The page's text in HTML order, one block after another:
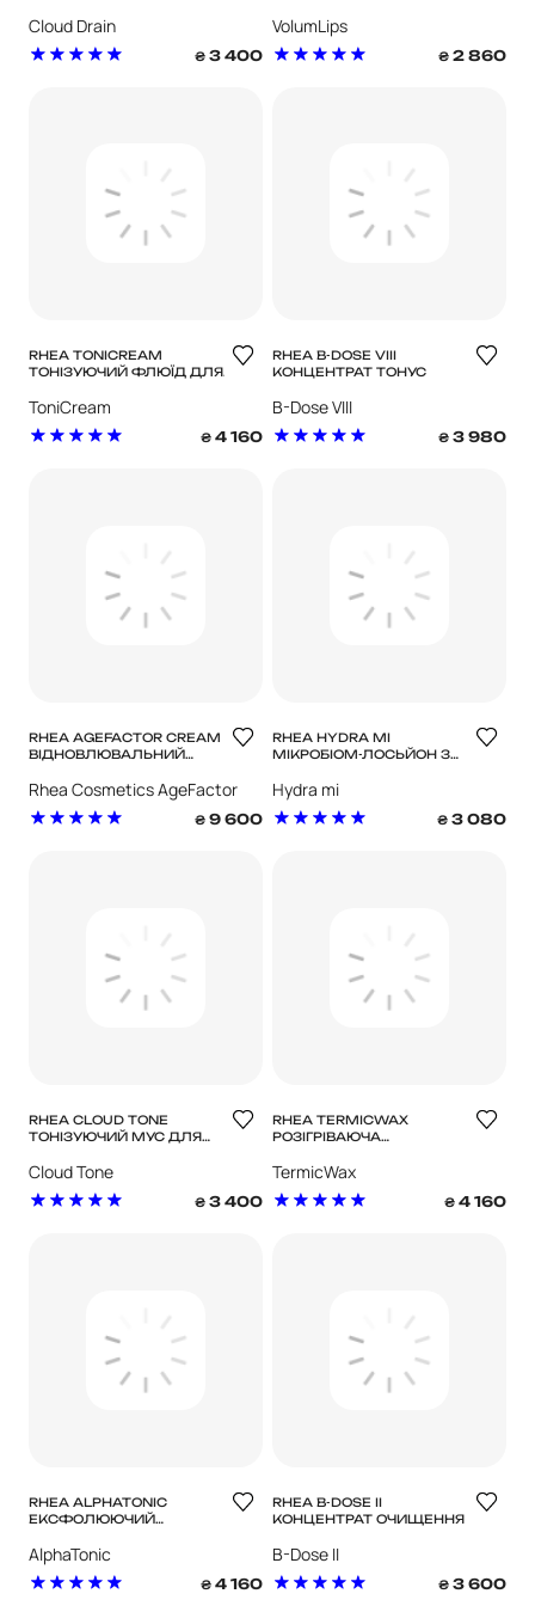
Cloud Drain
₴ 3 400
VolumLips
₴ 2 860
RHEA TONICREAM
ТОНІЗУЮЧИЙ ФЛЮЇД ДЛЯ
ToniCream
₴ 4 160
RHEA B-DOSE VIII
КОНЦЕНТРАТ ТОНУС
B-Dose VIII
₴ 3 980
RHEA AGEFACTOR CREAM
ВІДНОВЛЮВАЛЬНИЙ
ОБЛИЧЧЯ EXPOSOME
Rhea Cosmetics AgeFactor
Cream EXPOSOME
₴ 9 600
RHEA HYDRA MI
МІКРОБІОМ-ЛОСЬЙОН З
ЗВОЛОЖУЮЧОЮ ДІЄЮ
Hydra mi
₴ 3 080
RHEA CLOUD TONE
ТОНІЗУЮЧИЙ МУС ДЛЯ
Cloud Tone
₴ 3 400
RHEA TERMICWAX
РОЗІГРІВАЮЧА
ОБЛИЧЧЯ
TermicWax
₴ 4 160
RHEA ALPHATONIC
ЕКСФОЛЮЮЧИЙ
AlphaTonic
₴ 4 160
RHEA B-DOSE II
КОНЦЕНТРАТ ОЧИЩЕННЯ
B-Dose II
₴ 3 600